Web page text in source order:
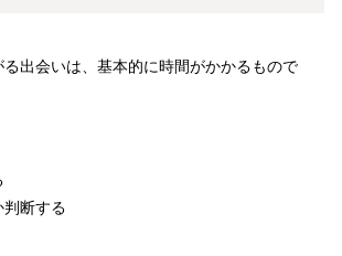
出会いは、基本的に時間がかかるもので
判断する